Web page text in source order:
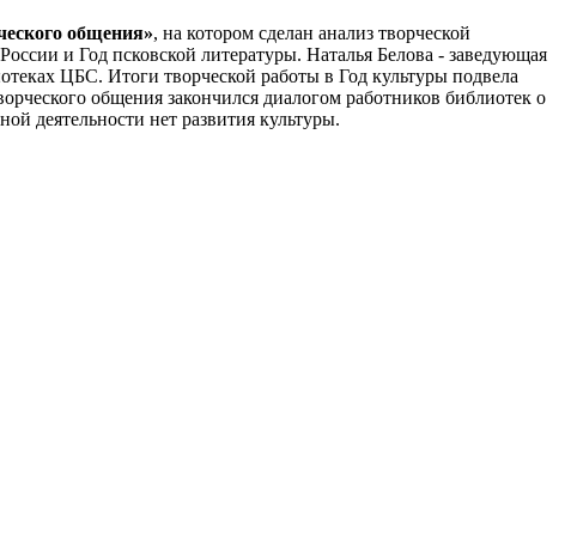
общения», на котором сделан анализ творческой
и Год псковской литературы. Наталья Белова - заведующая
ЦБС. Итоги творческой работы в Год культуры подвела
общения закончился диалогом работников библиотек о
деятельности нет развития культуры.